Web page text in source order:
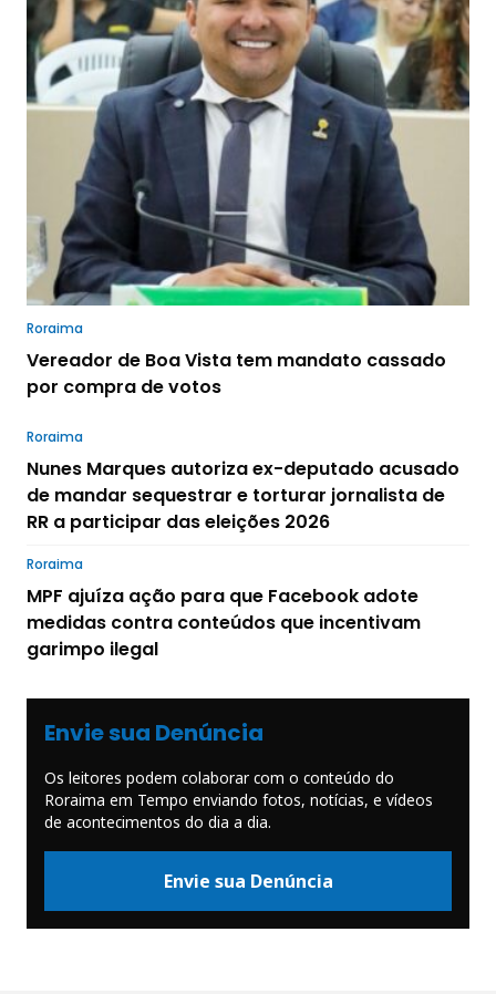
Roraima
Vereador de Boa Vista tem mandato cassado
por compra de votos
Roraima
Nunes Marques autoriza ex-deputado acusado
de mandar sequestrar e torturar jornalista de
RR a participar das eleições 2026
Roraima
MPF ajuíza ação para que Facebook adote
medidas contra conteúdos que incentivam
garimpo ilegal
Envie sua Denúncia
Os leitores podem colaborar com o conteúdo do
Roraima em Tempo enviando fotos, notícias, e vídeos
de acontecimentos do dia a dia.
Envie sua Denúncia